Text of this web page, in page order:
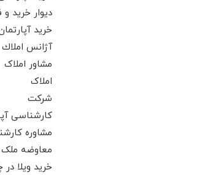
دیوار خرید
خرید
آژانس املاك
مشاور املاک
املاک
شرکت
کارشناسی
مشاوره
معاوضه ملک
خرید ویلا